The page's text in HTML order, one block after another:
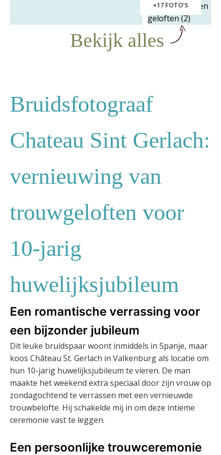
+17 FOTO'S
Bekijk alles
Bruidsfotograaf
Chateau Sint Gerlach:
vernieuwing van
trouwgeloften voor
10-jarig
huwelijksjubileum
Een romantische verrassing voor
een bijzonder jubileum
Dit leuke bruidspaar woont inmiddels in Spanje, maar
koos Château St. Gerlach in Valkenburg als locatie om
hun 10-jarig huwelijksjubileum te vieren. De man
maakte het weekend extra speciaal door zijn vrouw op
zondagochtend te verrassen met een vernieuwde
trouwbelofte. Hij schakelde mij in om deze intieme
ceremonie vast te leggen.
Een persoonlijke trouwceremonie